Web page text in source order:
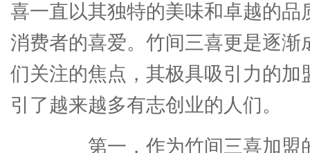
喜一直以其独特的美味和卓越的品
消费者的喜爱。竹间三喜更是逐渐
们关注的焦点，其极具吸引力的加
引了越来越多有志创业的人们。
第一，作为竹间三喜加盟